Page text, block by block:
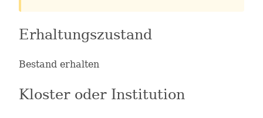
Erhaltungszustand
Bestand erhalten
Kloster oder Institution